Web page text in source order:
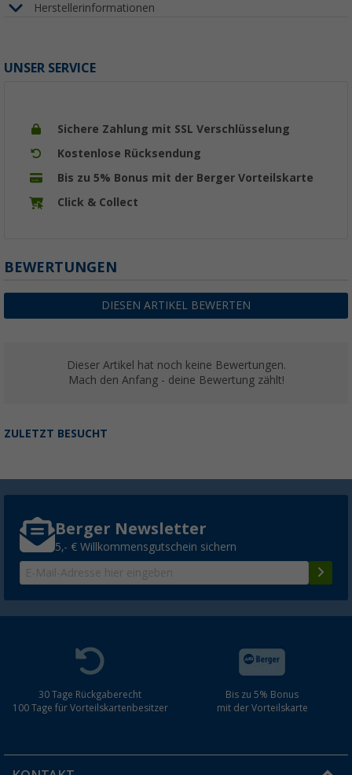
Herstellerinformationen
UNSER SERVICE
Sichere Zahlung mit SSL Verschlüsselung
Kostenlose Rücksendung
Bis zu 5% Bonus mit der Berger Vorteilskarte
Click & Collect
BEWERTUNGEN
DIESEN ARTIKEL BEWERTEN
Dieser Artikel hat noch keine Bewertungen.
Mach den Anfang - deine Bewertung zählt!
ZULETZT BESUCHT
Berger Newsletter
5,- € Willkommensgutschein sichern
30 Tage Rückgaberecht
100 Tage für Vorteilskartenbesitzer
Bis zu 5% Bonus
mit der Vorteilskarte